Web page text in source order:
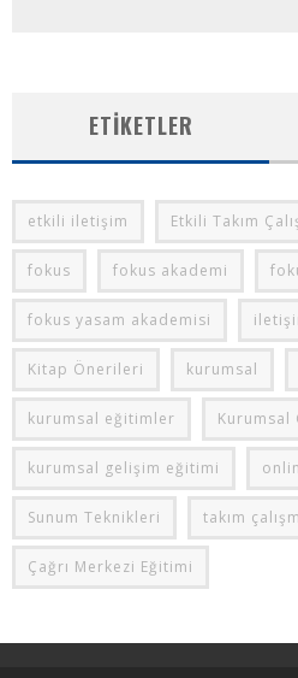
ETIKETLER
etkili iletişim Etkili Takım
fokus fokus akademi
fokus yasam akademisi
Kitap Önerileri kurumsal
kurumsal eğitimler Kurumsal
kurumsal gelişim eğitimi
Sunum Teknikleri takım
Çağrı Merkezi Eğitimi